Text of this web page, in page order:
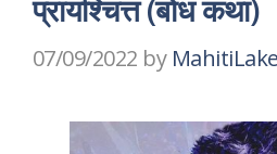
प्रायश्चित्त (बोध कथा)
07/09/2022 by MahitiLake